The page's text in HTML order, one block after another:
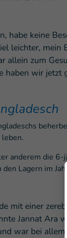
habe keine
leichter, mein
allein zum
haben wir jetzt
anderem die 6-
Lagern im
mit einer
Jannat Ara
war bei